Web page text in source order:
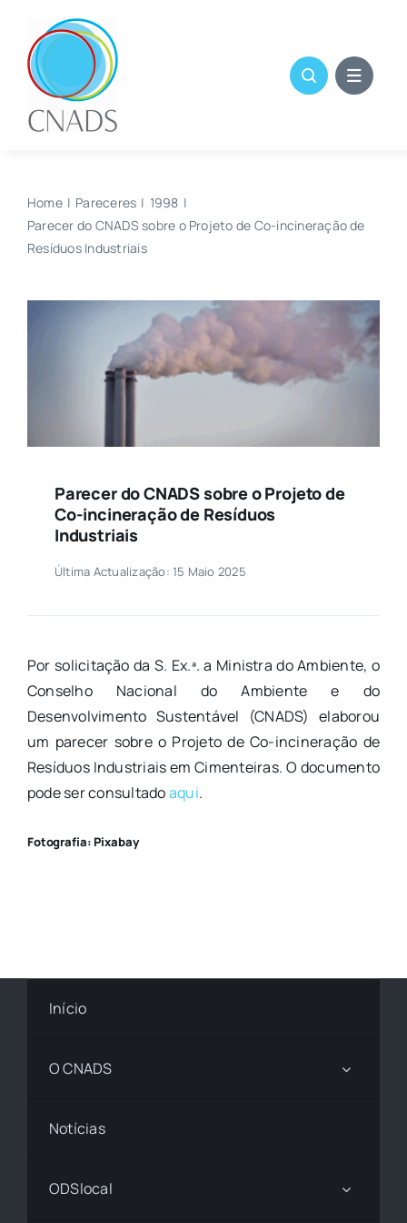
content
Home Pareceres
1998
Parecer do CNADS sobre o Projeto de Co-incineração de
Resíduos Industriais
Parecer do CNADS sobre o Projeto de
Co-incineração de Resíduos
Industriais
Última Actualização: 15 Maio 2025
Por solicitação da S. Ex.ª. a Ministra do Ambiente, o
Conselho Nacional do Ambiente e do
Desenvolvimento Sustentável (CNADS) elaborou
um parecer sobre o Projeto de Co-incineração de
Resíduos Industriais em Cimenteiras. O documento
pode ser consultadoaqui.
Fotografia: Pixabay
Início
O CNADS
Notícias
ODSlocal